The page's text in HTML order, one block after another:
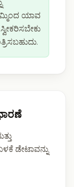
ಯಾವ
ಡೇಟಾವನ್ನು